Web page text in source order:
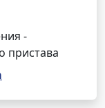
-
пристава